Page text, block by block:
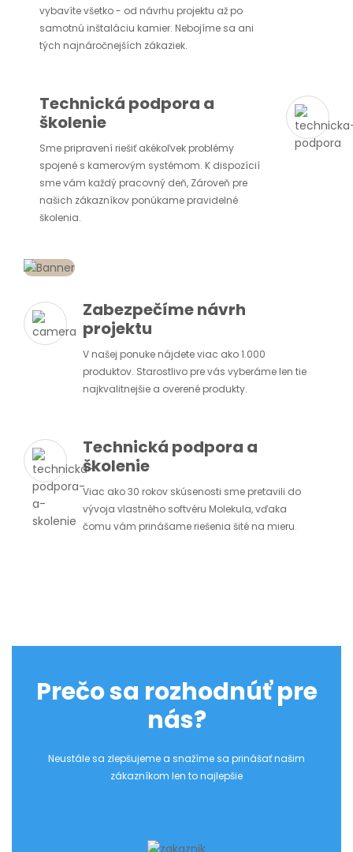
vybavíte všetko - od návrhu projektu až po
samotnú inštaláciu kamier. Nebojíme sa ani
tých najnáročnejších zákaziek.
Technická podpora a
školenie
Sme pripravení riešiť akékoľvek problémy
spojené s kamerovým systémom. K dispozícií
sme vám každý pracovný deň, Zároveň pre
našich zákazníkov ponúkame pravidelné
školenia.
Zabezpečíme návrh
projektu
V našej ponuke nájdete viac ako 1.000
produktov. Starostlivo pre vás vyberáme len tie
najkvalitnejšie a overené produkty.
Technická podpora a
školenie
Viac ako 30 rokov skúsenosti sme pretavili do
vývoja vlastného softvéru Molekula, vďaka
čomu vám prinášame riešenia šité na mieru.
Prečo sa rozhodnúť pre
nás?
Neustále sa zlepšujeme a snažíme sa prinášať našim
zákazníkom len to najlepšie